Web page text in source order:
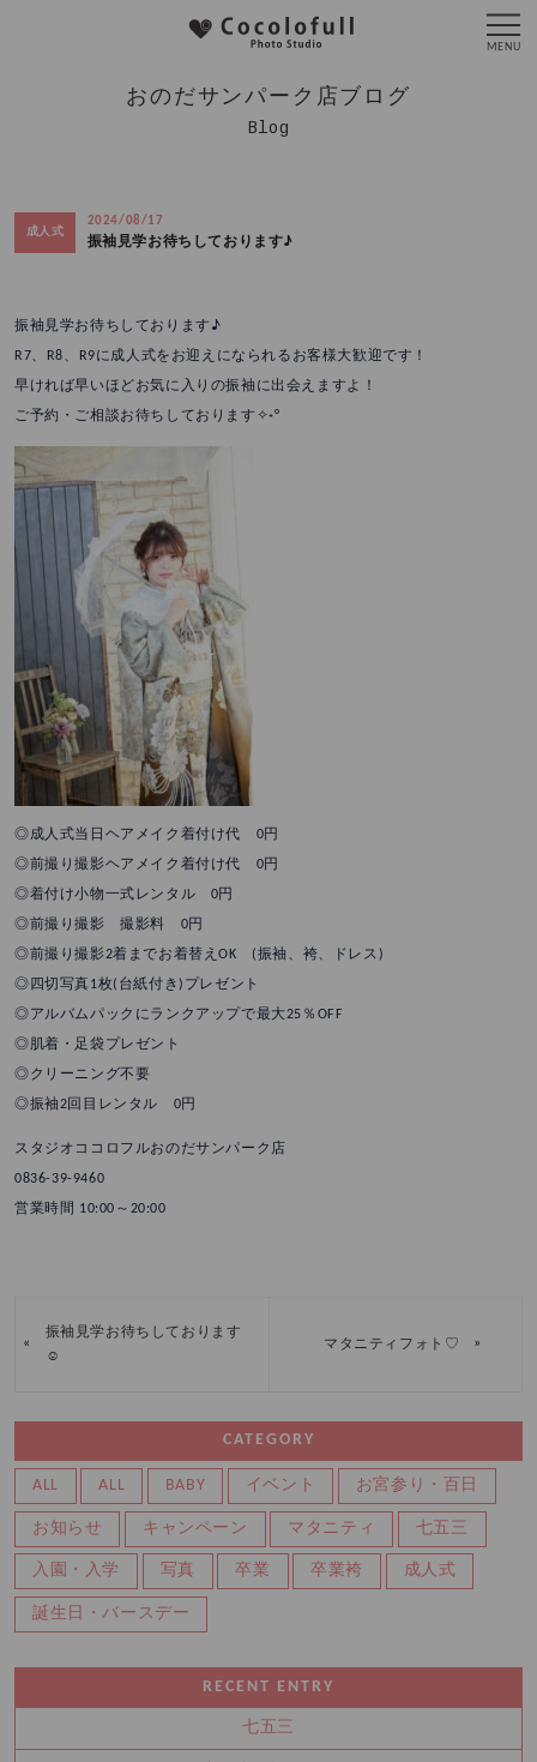
おのだサンパーク店ブログ
Blog
成人式
2024/08/17
振袖見学お待ちしております♪
振袖見学お待ちしております♪
R7、R8、R9に成人式をお迎えになられるお客様大歓迎です！
早ければ早いほどお気に入りの振袖に出会えますよ！
ご予約・ご相談お待ちしております✧˖°
◎成人式当日ヘアメイク着付け代 0円
◎前撮り撮影ヘアメイク着付け代 0円
◎着付け小物一式レンタル 0円
◎前撮り撮影 撮影料 0円
◎前撮り撮影2着までお着替えOK (振袖、袴、ドレス)
◎四切写真1枚(台紙付き)プレゼント
◎アルバムパックにランクアップで最大25％OFF
◎肌着・足袋プレゼント
◎クリーニング不要
◎振袖2回目レンタル 0円
スタジオココロフルおのだサンパーク店
0836-39-9460
営業時間 10:00～20:00
«
振袖見学お待ちしております
☺
マタニティフォト♡ »
CATEGORY
ALL ALL BABY イベント お宮参り・百日
お知らせ キャンペーン マタニティ 七五三
入園・入学 写真 卒業 卒業袴 成人式
誕生日・バースデー
RECENT ENTRY
七五三